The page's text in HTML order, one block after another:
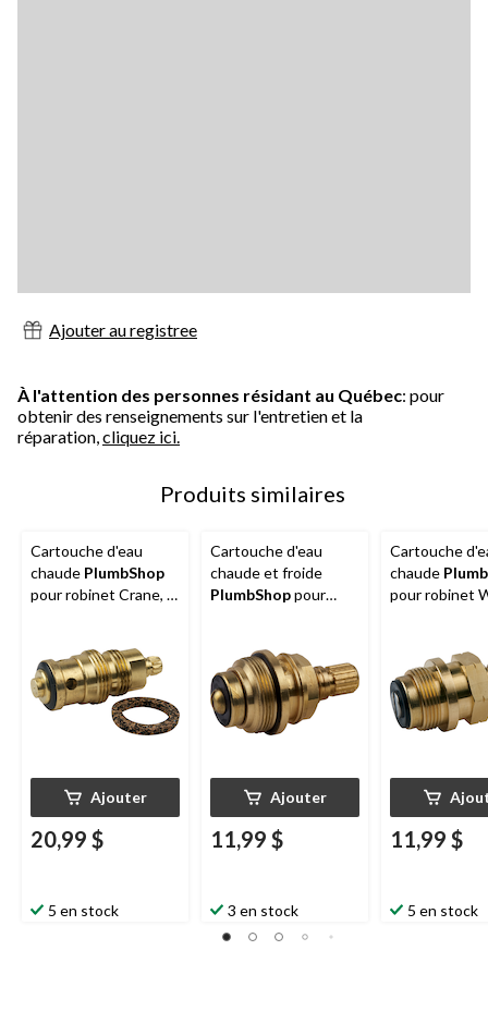
Ajouter au registree
À l'attention des personnes résidant au Québec: pour
obtenir des renseignements sur l'entretien et la
réparation,cliquez ici.
Produits similaires
Cartouche d'eau
chaude PlumbShop
pour robinet Crane, 2
Ajouter
20,99 $
5 en stock
Cartouche d'eau
chaude et froide
PlumbShoppour
Ajouter
11,99 $
3 en stock
Cartouche
chaude
pour robinet
11,99 $
5 en stock